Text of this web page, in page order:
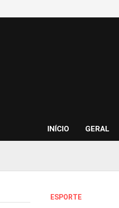
INÍCIO GERAL
ESPORTE